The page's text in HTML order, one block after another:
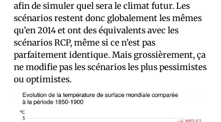
afin de simuler quel sera le climat futur. Les
scénarios restent donc globalement les mêmes
qu’en 2014 et ont des équivalents avec les
scénarios RCP, même si ce n’est pas
parfaitement identique. Mais grossièrement, ça
ne modifie pas les scénarios les plus pessimistes
ou optimistes.